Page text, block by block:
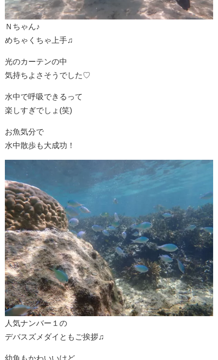
Ｎちゃん♪
めちゃくちゃ上手♫
光のカーテンの中
気持ちよさそうでした♡
水中で呼吸できるって
楽しすぎでしょ(笑)
お魚気分で
水中散歩も大成功！
人気ナンバー１の
デバスズメダイともご挨拶♫
幼魚もかわいいけど